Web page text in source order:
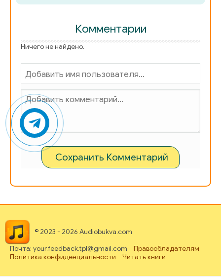
Комментарии
Ничего не найдено.
Сохранить Комментарий
© 2023 - 2026 Audiobukva.com
Почта: your.feedback.tpl@gmail.com
Правообладателям
Политика конфиденциальности
Читать книги